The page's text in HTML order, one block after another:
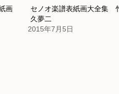
画
セノオ楽譜表紙画大全集
久夢二
2015年7月5日